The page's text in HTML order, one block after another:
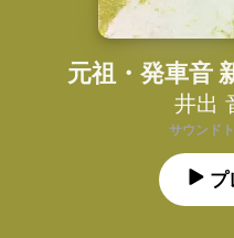
元祖・発車音
井出
サウンド
プ